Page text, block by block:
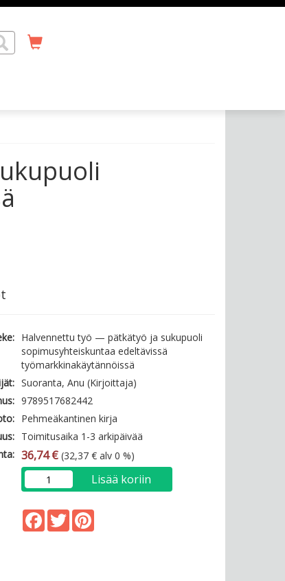
Halvennettu työ — pätkätyö ja sukupuoli
sopimusyhteiskuntaa edeltävissä
työmarkkinakäytännöissä
Suoranta, Anu (Kirjoittaja)
9789517682442
Pehmeäkantinen kirja
Toimitusaika 1-3 arkipäivää
36,74 € (32,37 € alv 0 %)
Lisää koriin
Facebook
Twitter